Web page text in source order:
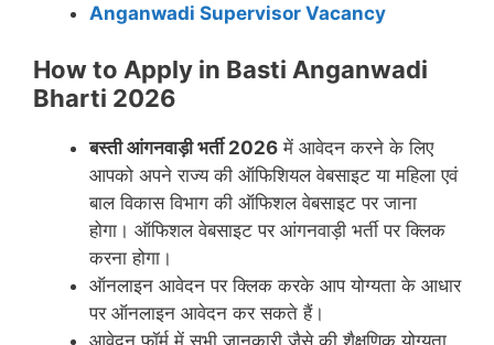
Anganwadi Supervisor Vacancy
How to Apply in Basti Anganwadi
Bharti 2026
बस्तीआंगनवाड़ी भर्ती 2026 में आवेदन करने के लिए
आपको अपने राज्य की ऑफिशियल वेबसाइट या महिला एवं
बाल विकास विभाग की ऑफिशल वेबसाइट पर जाना
होगा। ऑफिशल वेबसाइट पर आंगनवाड़ी भर्ती पर क्लिक
करना होगा।
ऑनलाइन आवेदन पर क्लिक करके आप योग्यता के आधार
पर ऑनलाइन आवेदन कर सकते हैं।